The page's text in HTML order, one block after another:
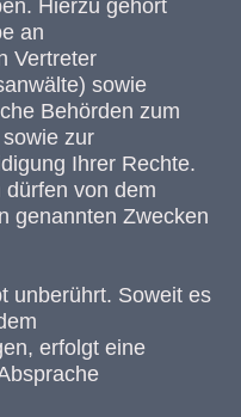
Hierzu gehört
an
Vertreter
sowie
Behörden zum
zur
Ihrer Rechte.
von dem
genannten Zwecken
unberührt. Soweit es
erfolgt eine